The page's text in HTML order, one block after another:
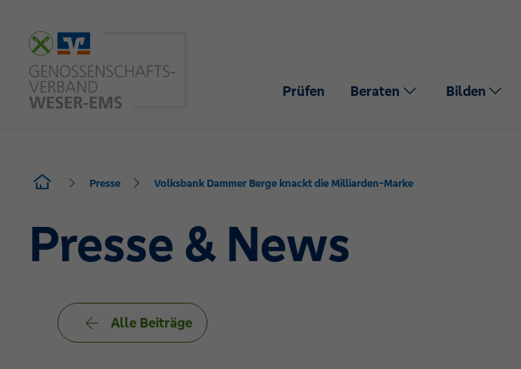
Prüfen Beraten Bilden
Presse Volksbank Dammer Berge knackt die Milliarden-Marke
Presse & News
Alle Beiträge